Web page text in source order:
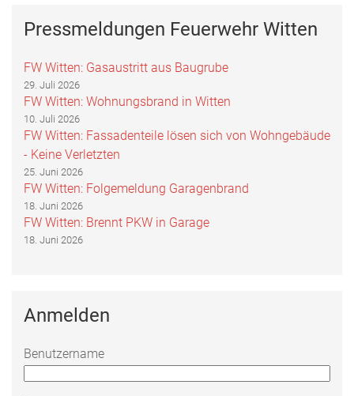
Pressmeldungen Feuerwehr Witten
FW Witten: Gasaustritt aus Baugrube
29. Juli 2026
FW Witten: Wohnungsbrand in Witten
10. Juli 2026
FW Witten: Fassadenteile lösen sich von Wohngebäude
- Keine Verletzten
25. Juni 2026
FW Witten: Folgemeldung Garagenbrand
18. Juni 2026
FW Witten: Brennt PKW in Garage
18. Juni 2026
Anmelden
Benutzername